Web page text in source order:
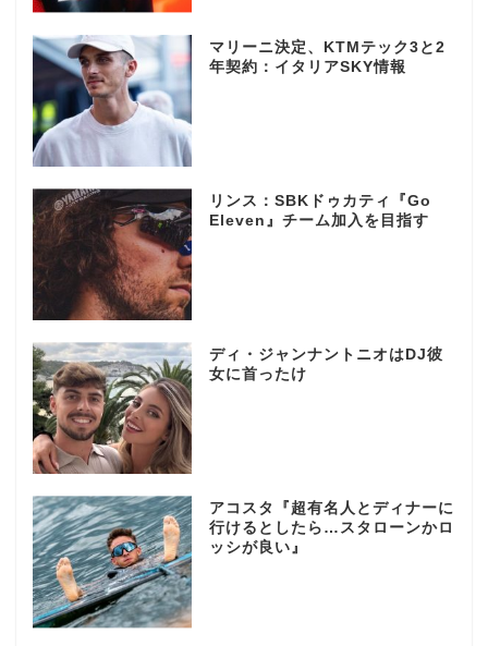
マリーニ決定、KTMテック3と2
年契約：イタリアSKY情報
リンス：SBKドゥカティ『Go
Eleven』チーム加入を目指す
ディ・ジャンナントニオはDJ彼
女に首ったけ
アコスタ『超有名人とディナーに
行けるとしたら…スタローンかロ
ッシが良い』